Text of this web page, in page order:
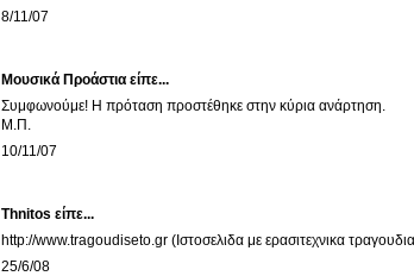
8/11/07
Μουσικά Προάστια είπε...
Συμφωνούμε! Η πρόταση προστέθηκε στην κύρια ανάρτηση.
Μ.Π.
10/11/07
Thnitos είπε...
http://www.tragoudiseto.gr (Ιστοσελιδα με ερασιτεχνικα
25/6/08